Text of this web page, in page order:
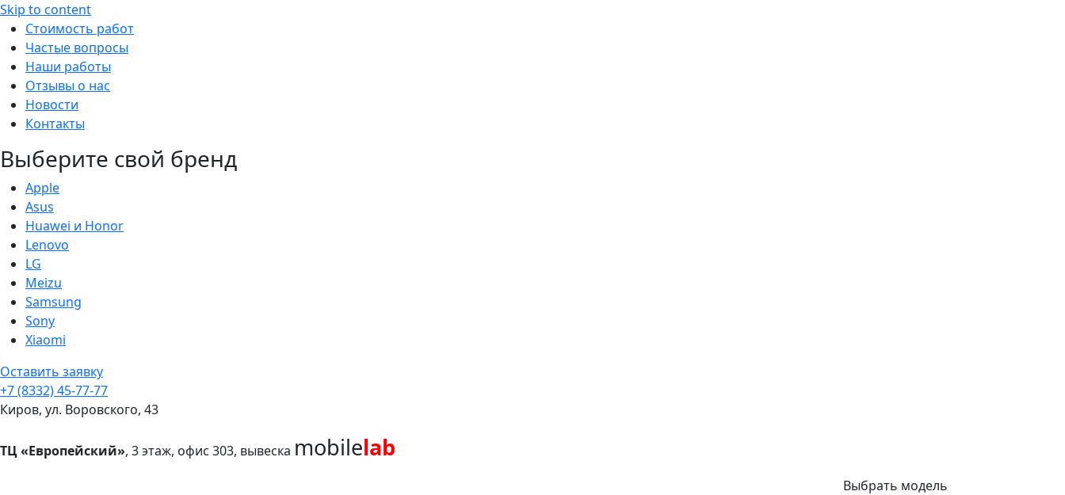
Skip to content
Стоимость работ
Частые вопросы
Наши работы
Отзывы о нас
Новости
Контакты
Выберите свой бренд
Apple
Asus
Huawei и Honor
Lenovo
LG
Meizu
Samsung
Sony
Xiaomi
Оставить заявку
+7 (8332) 45-77-77
Киров, ул. Воровского, 43
ТЦ «Европейский», 3 этаж, офис 303, вывеска mobilelab
Выбрать модель